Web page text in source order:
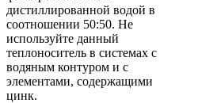
дистиллированной водой в
соотношении 50:50. Не
используйте данный
теплоноситель в системах с
водяным контуром и с
элементами, содержащими
цинк.